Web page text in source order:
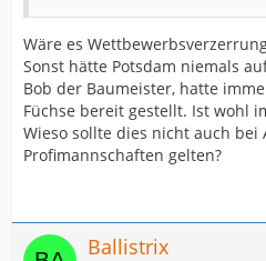
Wäre es
Sonst hätte Potsdam niemals
Bob der Baumeister, hatte
Füchse bereit gestellt. Ist wohl
Wieso sollte dies nicht auch bei
Profimannschaften gelten?
Ballistrix